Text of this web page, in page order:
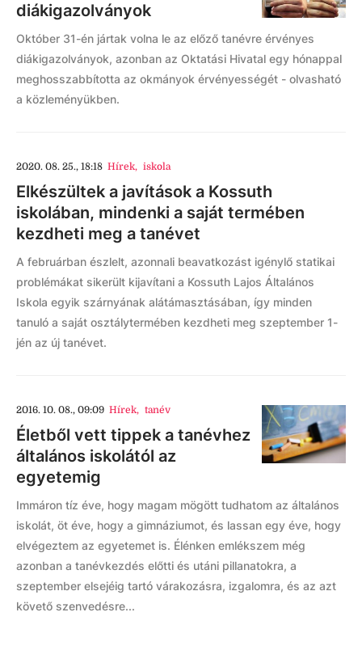
diákigazolványok
Október 31-én jártak volna le az előző tanévre érvényes
diákigazolványok, azonban az Oktatási Hivatal egy hónappal
meghosszabbította az okmányok érvényességét - olvasható
a közleményükben.
2020. 08. 25., 18:18 Hírek, iskola
Elkészültek a javítások a Kossuth
iskolában, mindenki a saját termében
kezdheti meg a tanévet
A februárban észlelt, azonnali beavatkozást igénylő statikai
problémákat sikerült kijavítani a Kossuth Lajos Általános
Iskola egyik szárnyának alátámasztásában, így minden
tanuló a saját osztálytermében kezdheti meg szeptember 1-
jén az új tanévet.
2016. 10. 08., 09:09 Hírek, tanév
Életből vett tippek a tanévhez
általános iskolától az
egyetemig
Immáron tíz éve, hogy magam mögött tudhatom az általános
iskolát, öt éve, hogy a gimnáziumot, és lassan egy éve, hogy
elvégeztem az egyetemet is. Élénken emlékszem még
azonban a tanévkezdés előtti és utáni pillanatokra, a
szeptember elsejéig tartó várakozásra, izgalomra, és az azt
követő szenvedésre...